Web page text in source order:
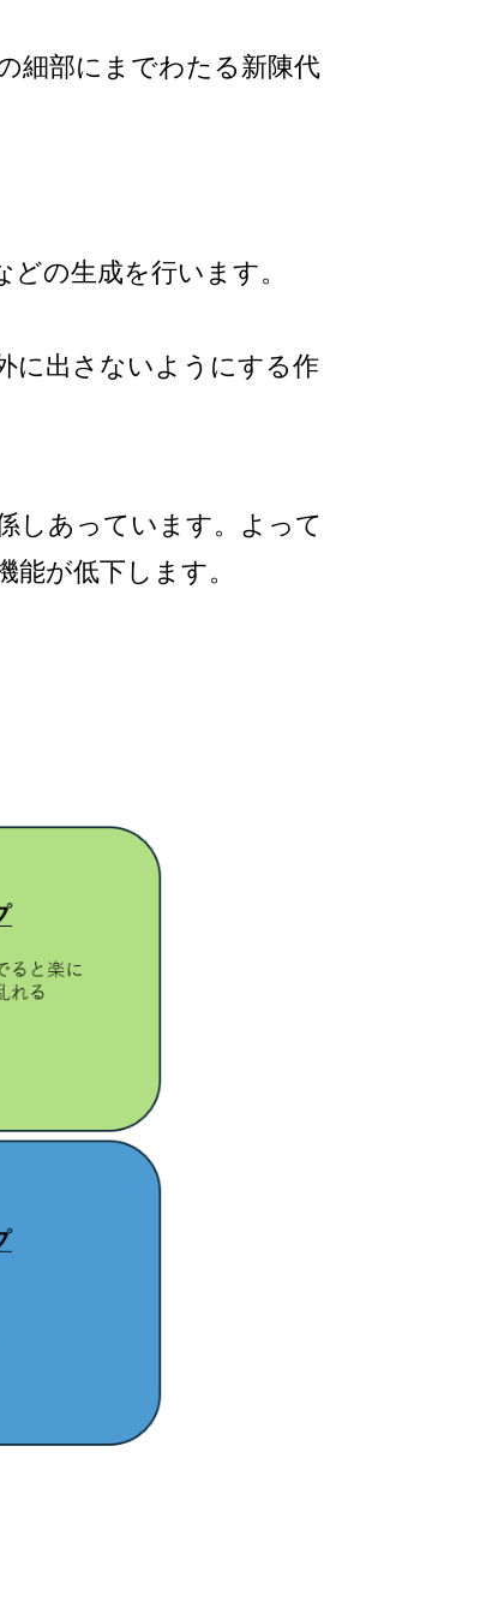
細部にまでわたる新陳代
の生成を行います。
に出さないようにする作
しあっています。よって
が低下します。